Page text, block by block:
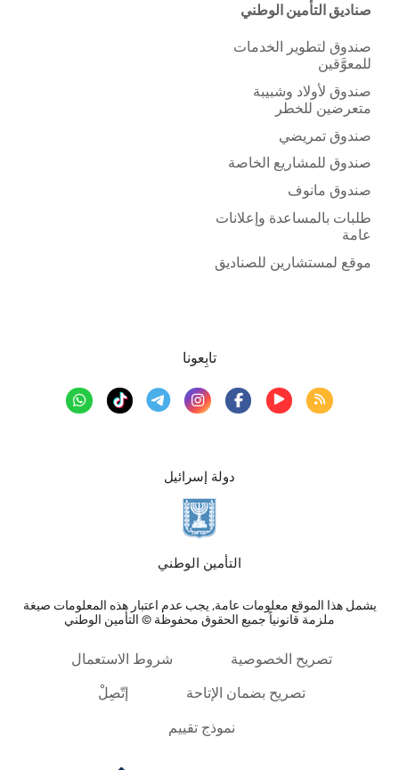
صناديق التأمين الوطني
صندوق لتطوير الخدمات
للمعوَّقين
صندوق لأولاد وشبيبة
متعرضين للخطر
صندوق تمريضي
صندوق للمشاريع الخاصة
صندوق مانوف
طلبات بالمساعدة وإعلانات
عامة
موقع لمستشارين للصناديق
دولة إسرائيل
التأمين الوطني
يشمل هذا الموقع معلومات عامة, يجب عدم اعتبار هذه المعلومات صيغة
ملزمة قانونياً جميع الحقوق محفوظة © التأمين الوطني
تابِعونا
تصريح الخصوصية شروط الاستعمال
تصريح بضمان الإتاحة إتّصِلْ
نموذج تقييم